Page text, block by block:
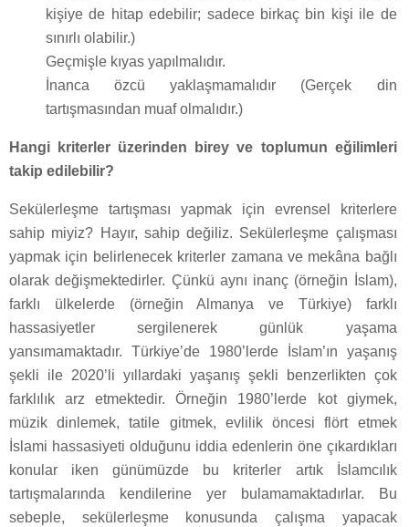
kişiye de hitap edebilir; sadece birkaç bin kişi ile de
sınırlı olabilir.)
Geçmişle kıyas yapılmalıdır.
İnanca özcü yaklaşmamalıdır (Gerçek din
tartışmasından muaf olmalıdır.)
Hangi kriterler üzerinden birey ve toplumun eğilimleri
takip edilebilir?
Sekülerleşme tartışması yapmak için evrensel kriterlere
sahip miyiz? Hayır, sahip değiliz. Sekülerleşme çalışması
yapmak için belirlenecek kriterler zamana ve mekâna bağlı
olarak değişmektedirler. Çünkü aynı inanç (örneğin İslam),
farklı ülkelerde (örneğin Almanya ve Türkiye) farklı
hassasiyetler sergilenerek günlük yaşama
yansımamaktadır. Türkiye’de 1980’lerde İslam’ın yaşanış
şekli ile 2020’li yıllardaki yaşanış şekli benzerlikten çok
farklılık arz etmektedir. Örneğin 1980’lerde kot giymek,
müzik dinlemek, tatile gitmek, evlilik öncesi flört etmek
İslami hassasiyeti olduğunu iddia edenlerin öne çıkardıkları
konular iken günümüzde bu kriterler artık İslamcılık
tartışmalarında kendilerine yer bulamamaktadırlar. Bu
sebeple, sekülerleşme konusunda çalışma yapacak